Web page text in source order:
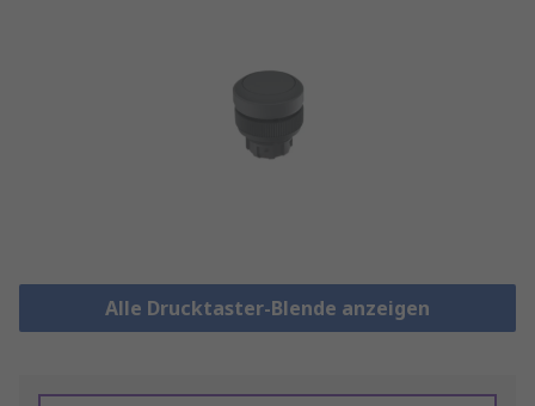
Alle Drucktaster-Blende anzeigen